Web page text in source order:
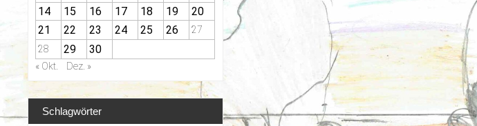
14
15 16 17 18 19
20
21
22 23 24 25 26
27
28
29 30
« Okt. Dez. »
Schlagwörter